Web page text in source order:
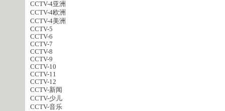
CCTV-4亚洲
CCTV-4欧洲
CCTV-4美洲
CCTV-5
CCTV-6
CCTV-7
CCTV-8
CCTV-9
CCTV-10
CCTV-11
CCTV-12
CCTV-新闻
CCTV-少儿
CCTV-音乐